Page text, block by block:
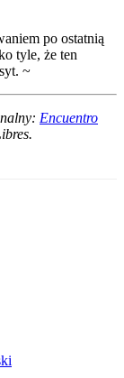
po ostatnią
tyle, że ten
~
Encuentro